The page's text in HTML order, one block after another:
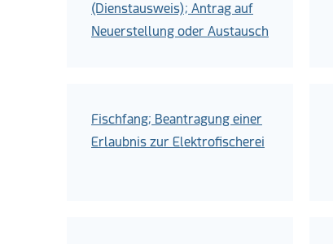
(Dienstausweis); Antrag auf
Neuerstellung oder Austausch
Fischfang; Beantragung einer
Erlaubnis zur Elektrofischerei